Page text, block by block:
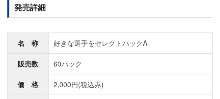
発売詳細
名 称 好きな選手をセレクトパックA
販売数 60パック
価 格 2,000円(税込み)